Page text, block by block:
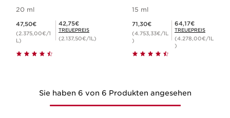
20 ml
47,50€
(2.375,00€/1
L)
Mitgliederpreis 42,75€
42,75€
TREUEPREIS
(2.137,50€/1L)
15 ml
71,30€
(4.753,33€/1L
)
Mitgliederpreis 64,17€
64,17€
TREUEPREIS
(4.278,00€/1L
)
Sie haben 6 von 6 Produkten angesehen